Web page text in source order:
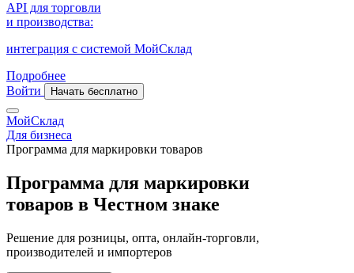
API для торговли
и производства:
интеграция с системой МойСклад
Подробнее
Войти
Начать бесплатно
МойСклад
Для бизнеса
Программа для маркировки товаров
Программа для маркировки
товаров в Честном знаке
Решение для розницы, опта, онлайн‑торговли,
производителей и импортеров